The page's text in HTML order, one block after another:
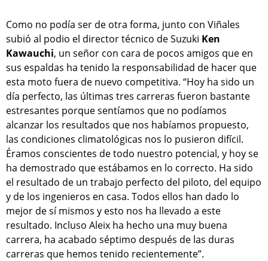
Como no podía ser de otra forma, junto con Viñales
subió al podio el director técnico de Suzuki Ken
Kawauchi, un señor con cara de pocos amigos que en
sus espaldas ha tenido la responsabilidad de hacer que
esta moto fuera de nuevo competitiva. “Hoy ha sido un
día perfecto, las últimas tres carreras fueron bastante
estresantes porque sentíamos que no podíamos
alcanzar los resultados que nos habíamos propuesto,
las condiciones climatológicas nos lo pusieron difícil.
Éramos conscientes de todo nuestro potencial, y hoy se
ha demostrado que estábamos en lo correcto. Ha sido
el resultado de un trabajo perfecto del piloto, del equipo
y de los ingenieros en casa. Todos ellos han dado lo
mejor de sí mismos y esto nos ha llevado a este
resultado. Incluso Aleix ha hecho una muy buena
carrera, ha acabado séptimo después de las duras
carreras que hemos tenido recientemente”.